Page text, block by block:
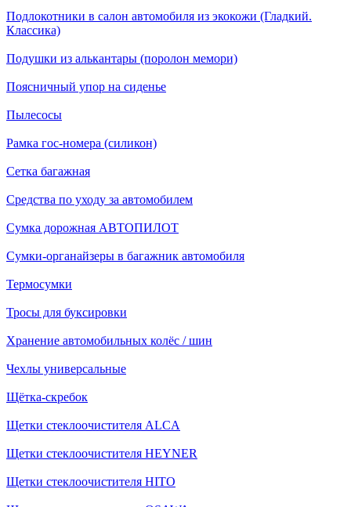
Подлокотники в салон автомобиля из экокожи (Гладкий.
Классика)
Подушки из алькантары (поролон мемори)
Поясничный упор на сиденье
Пылесосы
Рамка гос-номера (силикон)
Сетка багажная
Средства по уходу за автомобилем
Сумка дорожная АВТОПИЛОТ
Сумки-органайзеры в багажник автомобиля
Термосумки
Тросы для буксировки
Хранение автомобильных колёс / шин
Чехлы универсальные
Щётка-скребок
Щетки стеклоочистителя ALCA
Щетки стеклоочистителя HEYNER
Щетки стеклоочистителя HITO